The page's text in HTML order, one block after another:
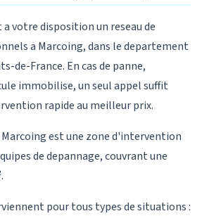
a votre disposition un reseau de
a Marcoing, dans le departement
de-France. En cas de panne,
immobilise, un seul appel suffit
rapide au meilleur prix.
est une zone d'intervention
de depannage, couvrant une
pour tous types de situations :